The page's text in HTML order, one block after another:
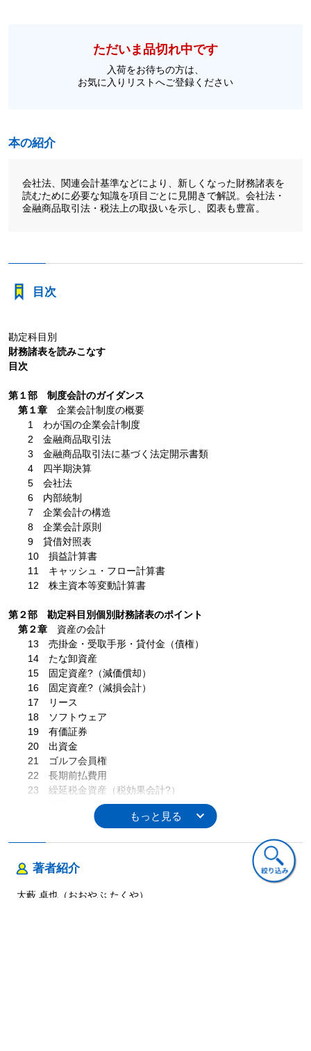
ただいま品切れ中です
入荷をお待ちの方は、
お気に入りリストへご登録ください
本の紹介
会社法、関連会計基準などにより、新しくなった財務諸表を
読むために必要な知識を項目ごとに見開きで解説。会社法・
金融商品取引法・税法上の取扱いを示し、図表も豊富。
目次
勘定科目別
財務諸表を読みこなす
目次
第１部 制度会計のガイダンス
第１章企業会計制度の概要
1 わが国の企業会計制度
2 金融商品取引法
3 金融商品取引法に基づく法定開示書類
4 四半期決算
5 会社法
6 内部統制
7 企業会計の構造
8 企業会計原則
9 貸借対照表
10 損益計算書
11 キャッシュ・フロー計算書
12 株主資本等変動計算書
第２部 勘定科目別個別財務諸表のポイント
第２章資産の会計
13 売掛金・受取手形・貸付金（債権）
14 たな卸資産
15 固定資産?（減価償却）
16 固定資産?（減損会計）
17 リース
18 ソフトウェア
19 有価証券
20 出資金
21 ゴルフ会員権
22 長期前払費用
23 繰延税金資産（税効果会計?）
26 借入金・社債?（資金調達手法）
27 借入金・社債?（債務の消滅）
28 借入金・社債?（証券化）
著者紹介
大藪 卓也（おおやぶ たくや）